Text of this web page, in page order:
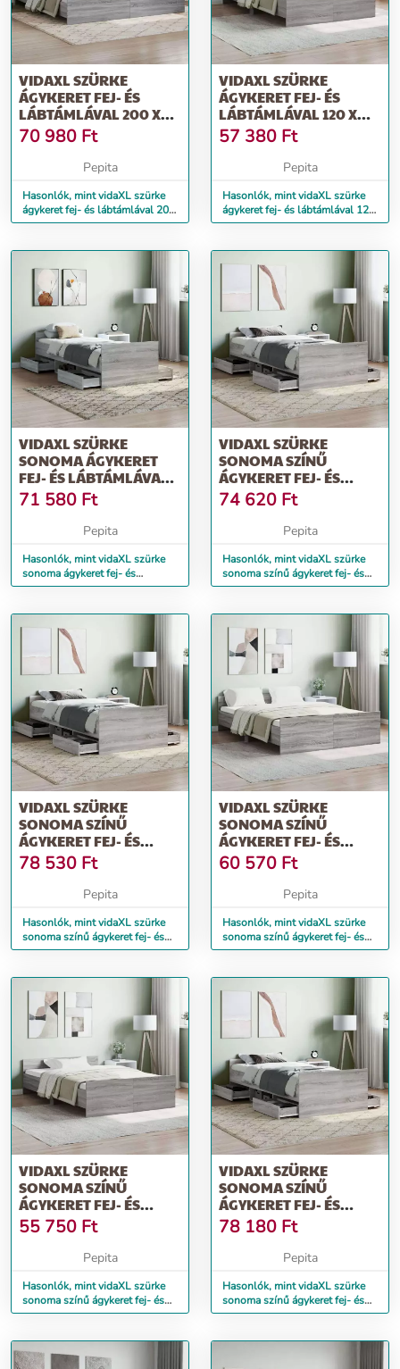
VIDAXL SZÜRKE
ÁGYKERET FEJ- ÉS
LÁBTÁMLÁVAL 200 X
200 CM
70 980 Ft
Pepita
Hasonlók, mint vidaXL szürke
ágykeret fej- és lábtámlával 200
x 200 cm
VIDAXL SZÜRKE
ÁGYKERET FEJ- ÉS
LÁBTÁMLÁVAL 120 X
200 CM
57 380 Ft
Pepita
Hasonlók, mint vidaXL szürke
ágykeret fej- és lábtámlával 120
x 200 cm
VIDAXL SZÜRKE
SONOMA ÁGYKERET
FEJ- ÉS LÁBTÁMLÁVAL
75 X 200 CM
71 580 Ft
Pepita
Hasonlók, mint vidaXL szürke
sonoma ágykeret fej- és
lábtámlával 75 x 200 cm
VIDAXL SZÜRKE
SONOMA SZÍNŰ
ÁGYKERET FEJ- ÉS
LÁBTÁMLÁVAL 100 X
200 CM
74 620 Ft
Pepita
Hasonlók, mint vidaXL szürke
sonoma színű ágykeret fej- és
lábtámlával 100 x 200 cm
VIDAXL SZÜRKE
SONOMA SZÍNŰ
ÁGYKERET FEJ- ÉS
LÁBTÁMLÁVAL 90 X 200
CM
78 530 Ft
Pepita
Hasonlók, mint vidaXL szürke
sonoma színű ágykeret fej- és
lábtámlával 90 x 200 cm
VIDAXL SZÜRKE
SONOMA SZÍNŰ
ÁGYKERET FEJ- ÉS
LÁBTÁMLÁVAL 140 X
190 CM
60 570 Ft
Pepita
Hasonlók, mint vidaXL szürke
sonoma színű ágykeret fej- és
lábtámlával 140 x 190 cm
VIDAXL SZÜRKE
SONOMA SZÍNŰ
ÁGYKERET FEJ- ÉS
LÁBTÁMLÁVAL 120X190
CM
55 750 Ft
Pepita
Hasonlók, mint vidaXL szürke
sonoma színű ágykeret fej- és
lábtámlával 120x190 cm
VIDAXL SZÜRKE
SONOMA SZÍNŰ
ÁGYKERET FEJ- ÉS
LÁBTÁMLÁVAL 90 X 190
CM
78 180 Ft
Pepita
Hasonlók, mint vidaXL szürke
sonoma színű ágykeret fej- és
lábtámlával 90 x 190 cm